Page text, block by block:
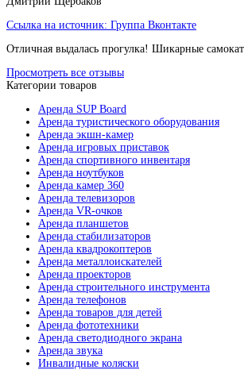
Ссылка на источник: Группа Вконтакте
Отличная выдалась прогулка! Шикарные
Просмотреть все отзывы
Категории товаров
Аренда SUP Board
Аренда туристического оборудования
Аренда экшн-камер
Аренда игровых приставок
Аренда спортивного инвентаря
Аренда ноутбуков
Аренда камер 360
Аренда телевизоров
Аренда VR-очков
Аренда планшетов
Аренда стабилизаторов
Аренда квадрокоптеров
Аренда металлоискателей
Аренда проекторов
Аренда строительного инструмента
Аренда телефонов
Аренда товаров для детей
Аренда фототехники
Аренда светодиодного экрана
Аренда звука
Инвалидные коляски